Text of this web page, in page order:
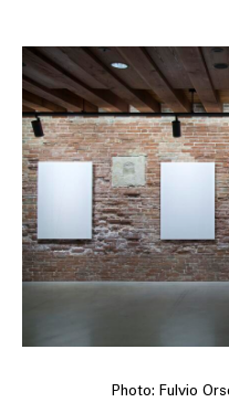
Photo: Fulvio